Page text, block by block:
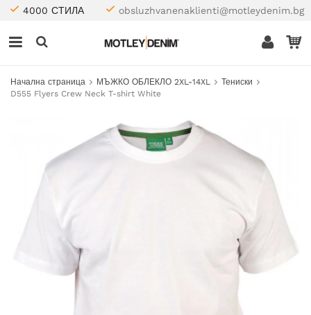
4000 СТИЛА obsluzhvanenaklienti@motleydenim.bg
Начална страница МЪЖКО ОБЛЕКЛО 2XL-14XL
Тениски
D555 Flyers Crew Neck T-shirt White